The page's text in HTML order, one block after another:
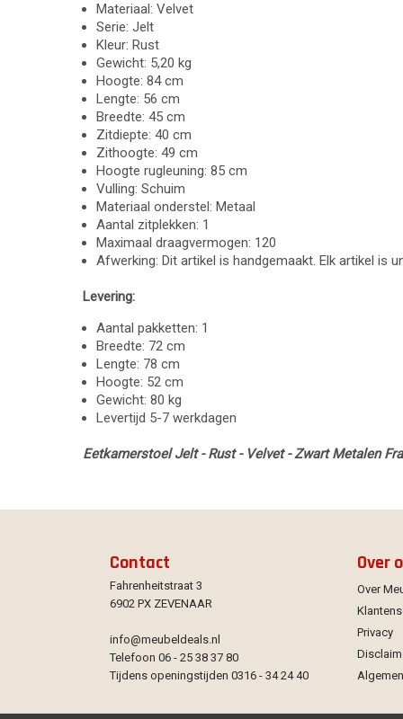
Materiaal: Velvet
Serie: Jelt
Kleur: Rust
Gewicht: 5,20 kg
Hoogte: 84 cm
Lengte: 56 cm
Breedte: 45 cm
Zitdiepte: 40 cm
Zithoogte: 49 cm
Hoogte rugleuning: 85 cm
Vulling: Schuim
Materiaal onderstel: Metaal
Aantal zitplekken: 1
Maximaal draagvermogen: 120
Afwerking: Dit artikel is handgemaakt. Elk artikel is
Levering:
Aantal pakketten: 1
Breedte: 72 cm
Lengte: 78 cm
Hoogte: 52 cm
Gewicht: 80 kg
Levertijd 5-7 werkdagen
Eetkamerstoel Jelt - Rust - Velvet - Zwart Metalen
Contact
Fahrenheitstraat 3
6902 PX ZEVENAAR
info@meubeldeals.nl
Telefoon 06 - 25 38 37 80
Tijdens openingstijden 0316 - 34 24 40
Over
Over
Privacy